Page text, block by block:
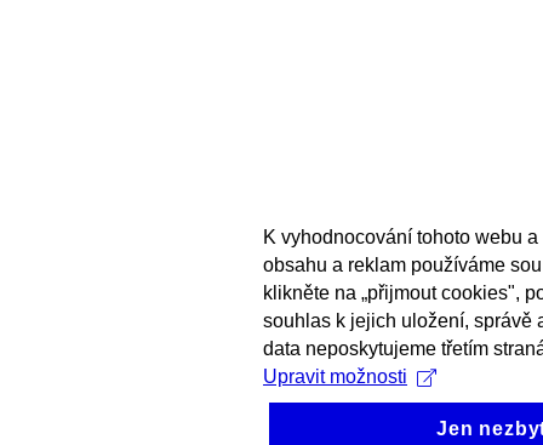
K vyhodnocování tohoto webu
obsahu a reklam používáme
klikněte na „přijmout cookies",
souhlas k jejich uložení, správě
data neposkytujeme třetím
Upravit možnosti
Jen